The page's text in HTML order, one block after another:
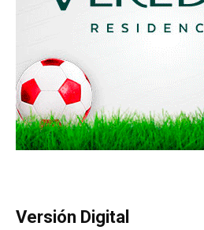
Versión Digital